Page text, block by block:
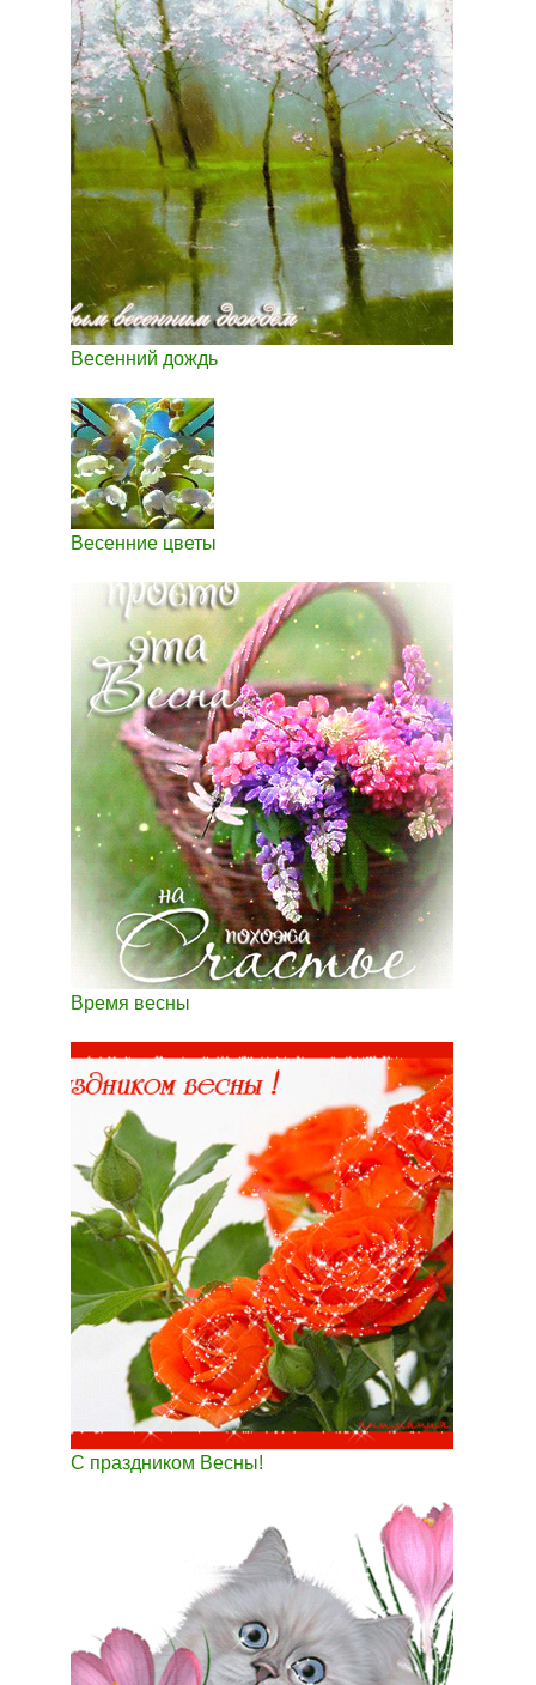
Весенний дождь
Весенние цветы
Время весны
С праздником Весны!